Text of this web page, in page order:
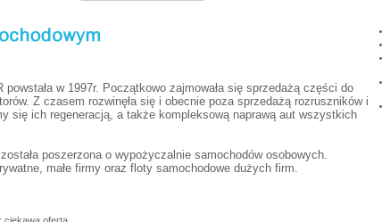
powstała w 1997r. Początkowo zajmowała się sprzedażą części do
Z czasem rozwinęła się i obecnie poza sprzedażą rozruszników i
się ich regeneracją, a także kompleksową naprawą aut wszystkich
poszerzona o wypożyczalnie samochodów osobowych.
małe firmy oraz floty samochodowe dużych firm.